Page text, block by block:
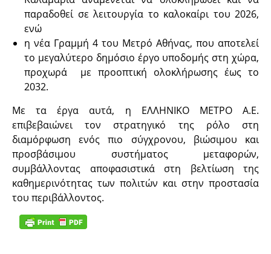
παραδοθεί σε λειτουργία το καλοκαίρι του 2026,
ενώ
η νέα Γραμμή 4 του Μετρό Αθήνας, που αποτελεί
το μεγαλύτερο δημόσιο έργο υποδομής στη χώρα,
προχωρά με προοπτική ολοκλήρωσης έως το
2032.
Με τα έργα αυτά, η ΕΛΛΗΝΙΚΟ ΜΕΤΡΟ Α.Ε.
επιβεβαιώνει τον στρατηγικό της ρόλο στη
διαμόρφωση ενός πιο σύγχρονου, βιώσιμου και
προσβάσιμου συστήματος μεταφορών,
συμβάλλοντας αποφασιστικά στη βελτίωση της
καθημερινότητας των πολιτών και στην προστασία
του περιβάλλοντος.